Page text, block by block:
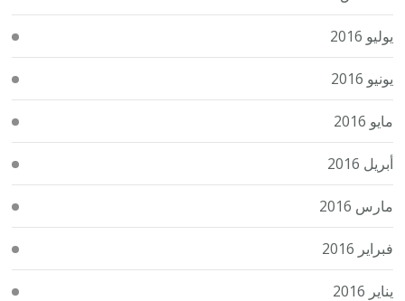
يوليو 2016
يونيو 2016
مايو 2016
أبريل 2016
مارس 2016
فبراير 2016
يناير 2016